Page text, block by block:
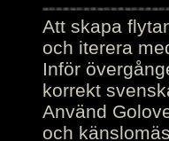
Att skapa
och iterera
Inför
korrekt
Använd
och